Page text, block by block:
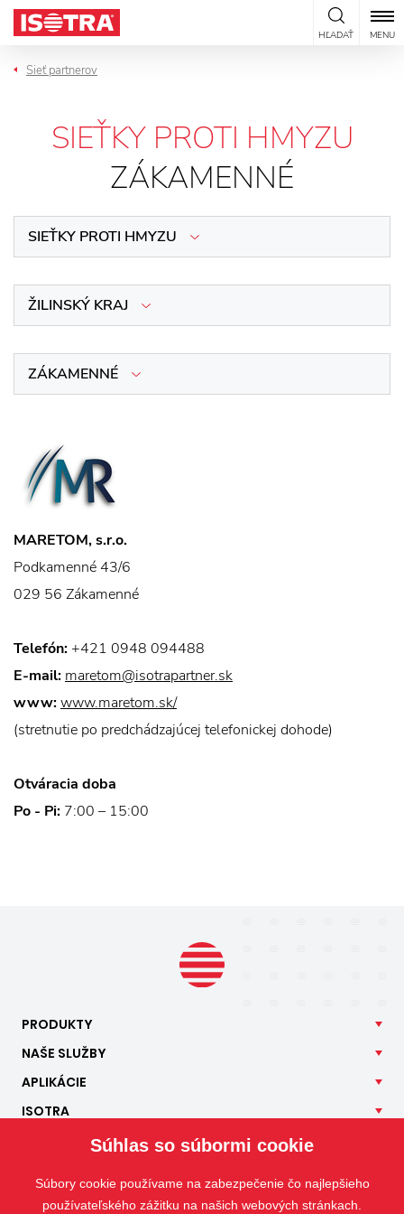
Preskočiť na obsah
HĽADAŤ MENU
Sieť partnerov
SIEŤKY PROTI HMYZU
ZÁKAMENNÉ
SIEŤKY PROTI HMYZU
ŽILINSKÝ KRAJ
ZÁKAMENNÉ
MARETOM, s.r.o.
Podkamenné 43/6
029 56 Zákamenné
Telefón: +421 0948 094488
E-mail: maretom@isotrapartner.sk
www:www.maretom.sk/
(stretnutie po predchádzajúcej telefonickej dohode)
Otváracia doba
Po - Pi: 7:00 – 15:00
PRODUKTY
NAŠE SLUŽBY
APLIKÁCIE
ISOTRA
Súhlas so súbormi cookie
Súbory cookie používame na zabezpečenie čo najlepšieho
používateľského zážitku na našich webových stránkach.